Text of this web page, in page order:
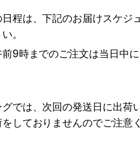
程は、下記のお届けスケジ
。
9時までのご注文は当日中に
では、次回の発送日に出荷
しておりませんのでご注意